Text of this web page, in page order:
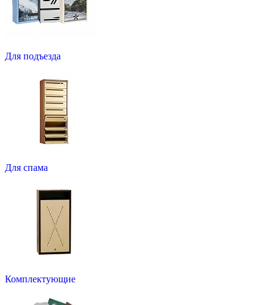
Для подъезда
Для спама
Комплектующие